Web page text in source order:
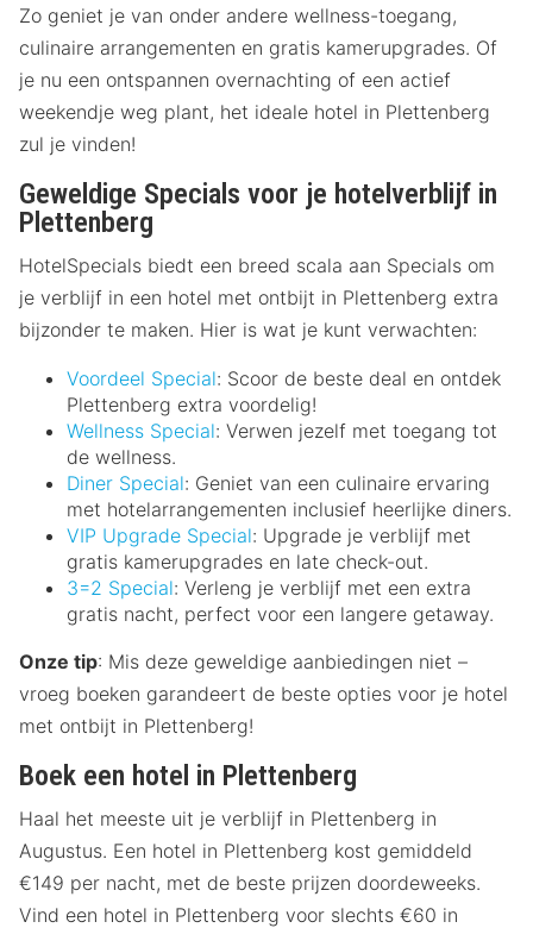
Zo geniet je van onder andere wellness-toegang,
culinaire arrangementen en gratis kamerupgrades. Of
je nu een ontspannen overnachting of een actief
weekendje weg plant, het ideale hotel in Plettenberg
zul je vinden!
Geweldige Specials voor je hotelverblijf in
Plettenberg
HotelSpecials biedt een breed scala aan Specials om
je verblijf in een hotel met ontbijt in Plettenberg extra
bijzonder te maken. Hier is wat je kunt verwachten:
Voordeel Special: Scoor de beste deal en ontdek
Plettenberg extra voordelig!
Wellness Special: Verwen jezelf met toegang tot
de wellness.
Diner Special: Geniet van een culinaire ervaring
met hotelarrangementen inclusief heerlijke diners.
VIP Upgrade Special: Upgrade je verblijf met
gratis kamerupgrades en late check-out.
3=2 Special: Verleng je verblijf met een extra
gratis nacht, perfect voor een langere getaway.
Onze tip: Mis deze geweldige aanbiedingen niet –
vroeg boeken garandeert de beste opties voor je hotel
met ontbijt in Plettenberg!
Boek een hotel in Plettenberg
Haal het meeste uit je verblijf in Plettenberg in
Augustus. Een hotel in Plettenberg kost gemiddeld
€149 per nacht, met de beste prijzen doordeweeks.
Vind een hotel in Plettenberg voor slechts €60 in